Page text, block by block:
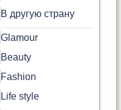
В другую страну
Glamour
Beauty
Fashion
Life style